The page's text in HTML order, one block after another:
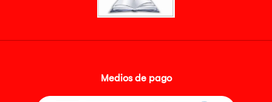
Medios de pago